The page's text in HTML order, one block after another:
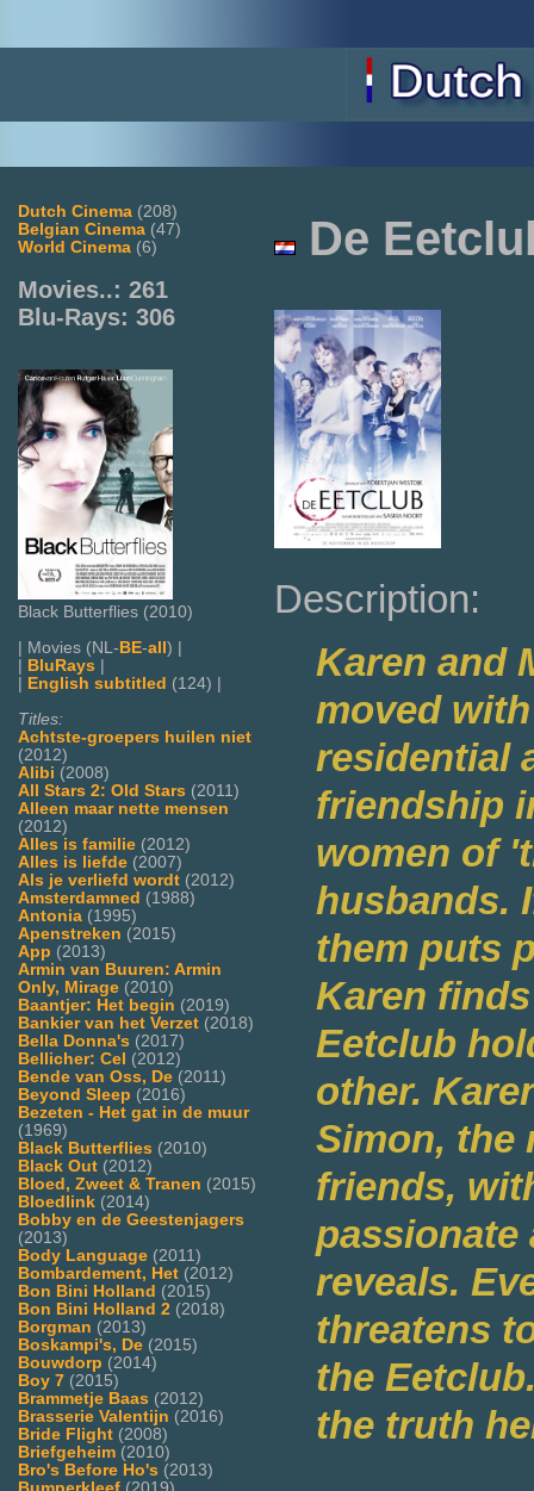
Dutch Cinema (208)
Belgian Cinema (47)
World Cinema (6)
Movies..: 261
Blu-Rays: 306
Black Butterflies (2010)
| Movies (NL-BE-all) |
| BluRays |
| English subtitled (124) |
Titles:
Achtste-groepers huilen niet
(2012)
Alibi (2008)
All Stars 2: Old Stars (2011)
Alleen maar nette mensen
(2012)
Alles is familie (2012)
Alles is liefde (2007)
Als je verliefd wordt (2012)
Amsterdamned (1988)
Antonia (1995)
Apenstreken (2015)
App (2013)
Armin van Buuren: Armin
Only, Mirage (2010)
Baantjer: Het begin (2019)
Bankier van het Verzet (2018)
Bella Donna's (2017)
Bellicher: Cel (2012)
Bende van Oss, De (2011)
Beyond Sleep (2016)
Bezeten - Het gat in de muur
(1969)
Black Butterflies (2010)
Black Out (2012)
Bloed, Zweet & Tranen (2015)
Bloedlink (2014)
Bobby en de Geestenjagers
(2013)
Body Language (2011)
Bombardement, Het (2012)
Bon Bini Holland (2015)
Bon Bini Holland 2 (2018)
Borgman (2013)
Boskampi's, De (2015)
Bouwdorp (2014)
Boy 7 (2015)
Brammetje Baas (2012)
Brasserie Valentijn (2016)
Bride Flight (2008)
Briefgeheim (2010)
Bro's Before Ho's (2013)
De
Description:
Karen and
moved
residential
friendship
women of
husbands.
them puts
Karen
Eetclub
other.
Simon, the
friends,
passionate
reveals.
threatens
the
the truth